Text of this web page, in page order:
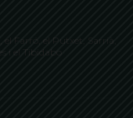
Farró, el Putxet, Sarrià,
i el Tibidabo